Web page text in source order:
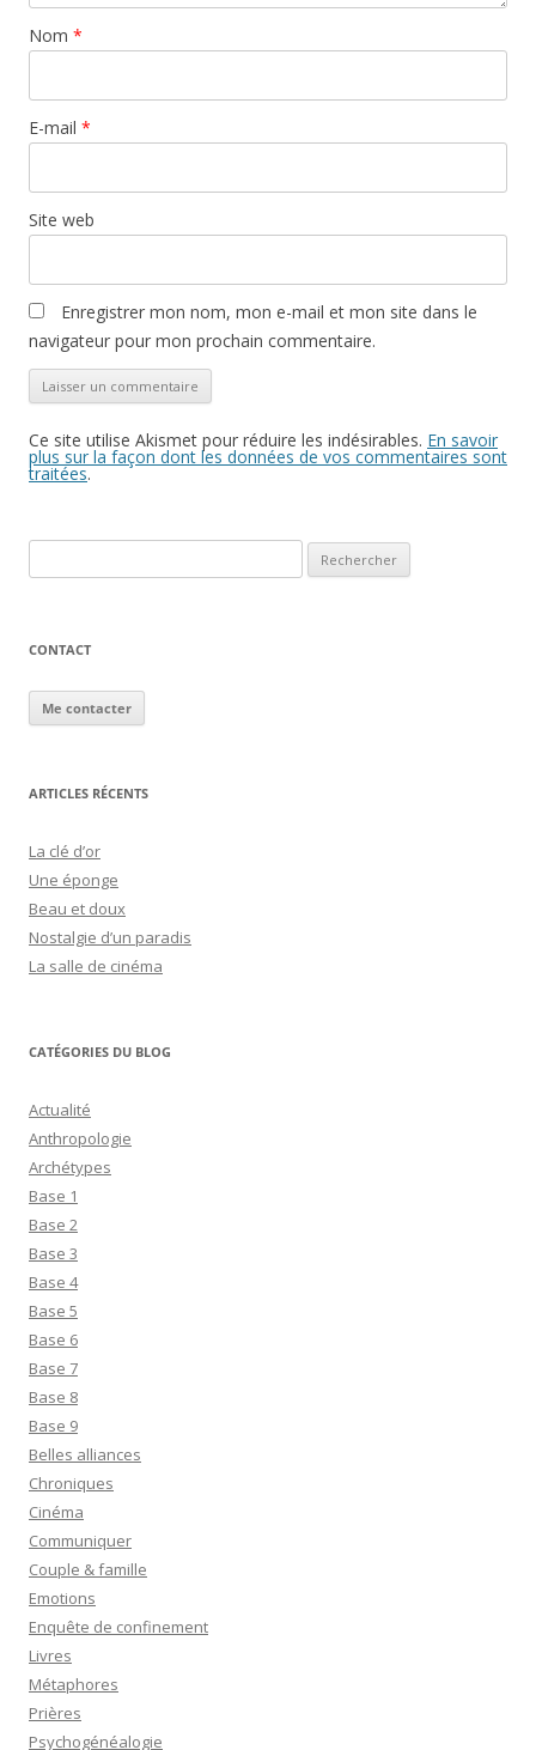
Nom *
E-mail *
Site web
Enregistrer mon nom, mon e-mail et mon site dans le
navigateur pour mon prochain commentaire.
Ce site utilise Akismet pour réduire les indésirables. En savoir
plus sur la façon dont les données de vos commentaires sont
traitées.
CONTACT
Me contacter
ARTICLES RÉCENTS
La clé d’or
Une éponge
Beau et doux
Nostalgie d’un paradis
La salle de cinéma
CATÉGORIES DU BLOG
Actualité
Anthropologie
Archétypes
Base 1
Base 2
Base 3
Base 4
Base 5
Base 6
Base 7
Base 8
Base 9
Belles alliances
Chroniques
Cinéma
Communiquer
Couple & famille
Emotions
Enquête de confinement
Livres
Métaphores
Prières
Psychogénéalogie